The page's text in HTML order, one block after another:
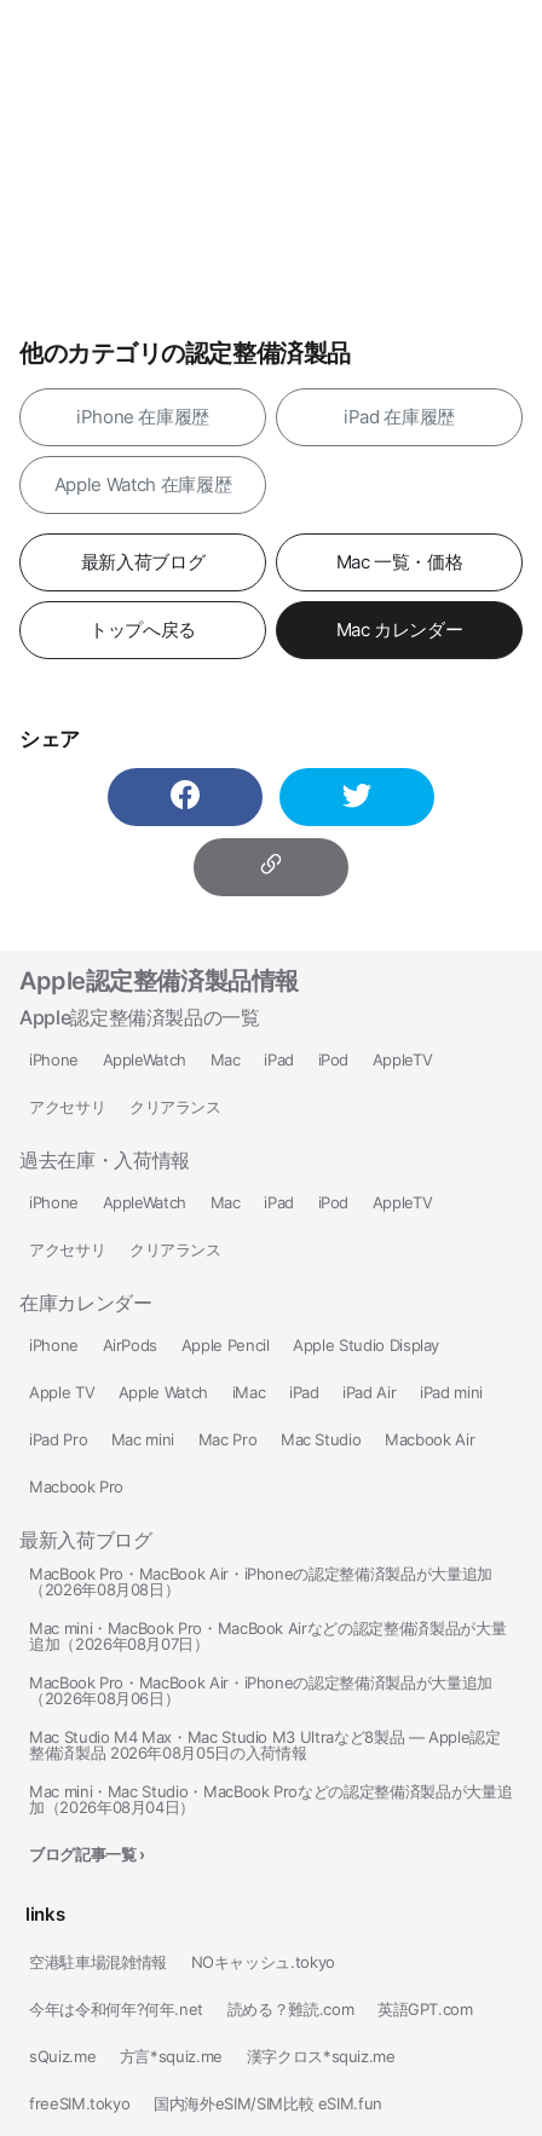
他のカテゴリの認定整備済製品
iPhone 在庫履歴 iPad 在庫履歴
Apple Watch 在庫履歴
最新入荷ブログ Mac 一覧・価格
トップへ戻る Mac カレンダー
シェア
Apple認定整備済製品情報
Apple認定整備済製品の一覧
iPhone AppleWatch Mac iPad iPod AppleTV
アクセサリ クリアランス
過去在庫・入荷情報
iPhone AppleWatch Mac iPad iPod AppleTV
アクセサリ クリアランス
在庫カレンダー
iPhone AirPods Apple Pencil Apple Studio Display
Apple TV Apple Watch iMac iPad iPad Air iPad mini
iPad Pro Mac mini Mac Pro Mac Studio Macbook Air
Macbook Pro
最新入荷ブログ
MacBook Pro・MacBook Air・iPhoneの認定整備済製品が大量追加
（2026年08月08日）
Mac mini・MacBook Pro・MacBook Airなどの認定整備済製品が大量
追加（2026年08月07日）
MacBook Pro・MacBook Air・iPhoneの認定整備済製品が大量追加
（2026年08月06日）
Mac Studio M4 Max・Mac Studio M3 Ultraなど8製品 — Apple認定
整備済製品 2026年08月05日の入荷情報
Mac mini・Mac Studio・MacBook Proなどの認定整備済製品が大量追
加（2026年08月04日）
ブログ記事一覧 ›
links
空港駐車場混雑情報 NOキャッシュ.tokyo
今年は令和何年?何年.net 読める？難読.com 英語GPT.com
sQuiz.me 方言*squiz.me 漢字クロス*squiz.me
freeSIM.tokyo 国内海外eSIM/SIM比較 eSIM.fun